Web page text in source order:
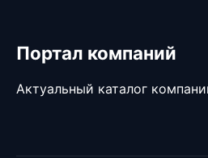
Портал компаний
Актуальный каталог